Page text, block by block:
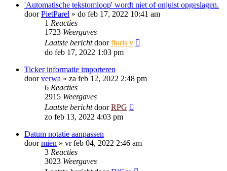
'Automatische tekstomloop' wordt niet of onjuist opgeslagen.
doorPietParel » do feb 17, 2022 10:41 am
1 Reacties
1723 Weergaves
Laatste berichtdoorfloris v
do feb 17, 2022 1:03 pm
Ticker informatie importeren
doorverwa » za feb 12, 2022 2:48 pm
6 Reacties
2915 Weergaves
Laatste berichtdoorRPG
zo feb 13, 2022 4:03 pm
Datum notatie aanpassen
doormien » vr feb 04, 2022 2:46 am
3 Reacties
3023 Weergaves